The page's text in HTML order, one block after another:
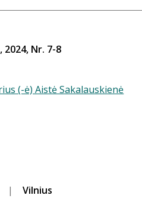
2024, Nr. 7-8
(-ė) Aistė Sakalauskienė
|
Vilnius